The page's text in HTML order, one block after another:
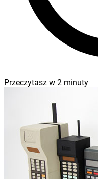
Przeczytasz w 2 minuty